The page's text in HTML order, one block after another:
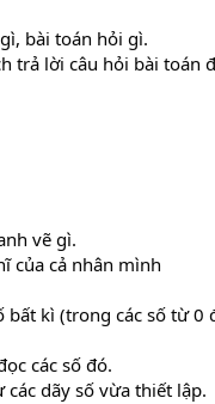
bài toán hỏi gì.
trả lời câu hỏi bài
vẽ gì.
của cả nhân mình
bất kì (trong các số từ
các số đó.
dãy số vừa thiết lập.